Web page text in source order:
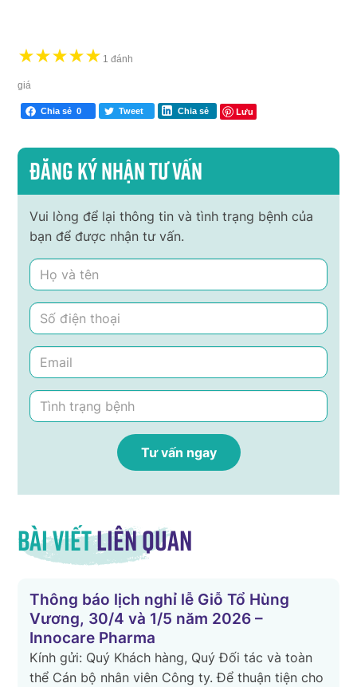
★★★★★ 1 đánh
giá
Chia sẻ 0 Tweet Chia sẻ Lưu
Đăng ký nhận tư vấn
Vui lòng để lại thông tin và tình trạng bệnh của
bạn để được nhận tư vấn.
Bài viếtliên quan
Thông báo lịch nghỉ lễ Giỗ Tổ Hùng
Vương, 30/4 và 1/5 năm 2026 –
Innocare Pharma
Kính gửi: Quý Khách hàng, Quý Đối tác và toàn
thể Cán bộ nhân viên Công ty. Để thuận tiện cho